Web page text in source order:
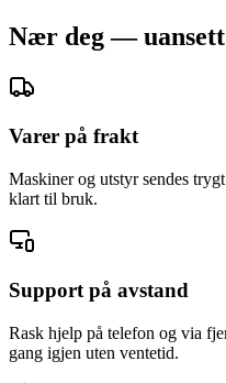
Nær deg — uansett
Varer på frakt
Maskiner og utstyr sendes
klart til bruk.
Support på avstand
Rask hjelp på telefon og via
gang igjen uten ventetid.